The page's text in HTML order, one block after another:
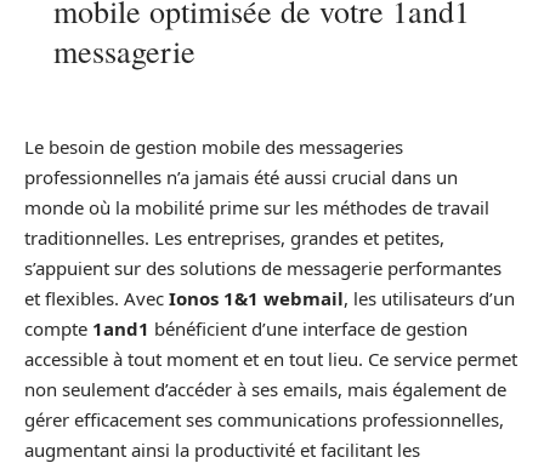
mobile optimisée de votre 1and1
messagerie
Le besoin de gestion mobile des messageries
professionnelles n’a jamais été aussi crucial dans un
monde où la mobilité prime sur les méthodes de travail
traditionnelles. Les entreprises, grandes et petites,
s’appuient sur des solutions de messagerie performantes
et flexibles. Avec Ionos 1&1 webmail, les utilisateurs d’un
compte 1and1 bénéficient d’une interface de gestion
accessible à tout moment et en tout lieu. Ce service permet
non seulement d’accéder à ses emails, mais également de
gérer efficacement ses communications professionnelles,
augmentant ainsi la productivité et facilitant les